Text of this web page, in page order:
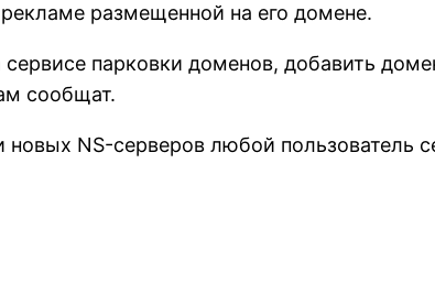
размещенной на его домене.
парковки доменов, добавить
сообщат.
NS-серверов любой пользователь